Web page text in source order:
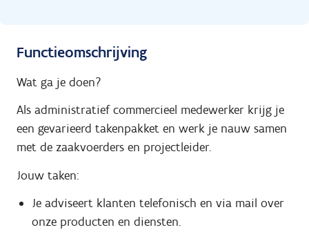
Functieomschrijving
Wat ga je doen?
Als administratief commercieel medewerker krijg je
een gevarieerd takenpakket en werk je nauw samen
met de zaakvoerders en projectleider.
Jouw taken:
Je adviseert klanten telefonisch en via mail over
onze producten en diensten.